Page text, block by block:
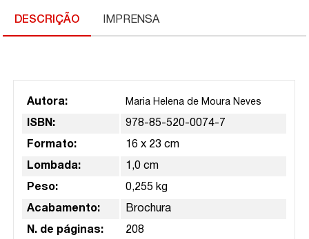
DESCRIÇÃO IMPRENSA
Autora: Maria Helena de Moura Neves
ISBN: 978-85-520-0074-7
Formato: 16 x 23 cm
Lombada: 1,0 cm
Peso: 0,255 kg
Acabamento: Brochura
N. de páginas: 208